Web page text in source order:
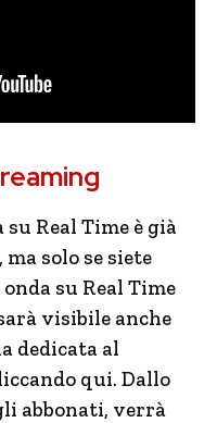
Real Time è già
, ma solo se siete
su Real Time
visibile anche
dedicata al
qui. Dallo
abbonati, verrà